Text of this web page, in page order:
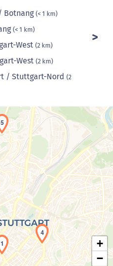
Botnang (< 1 km)
(< 1 km)
West (2 km)
West (2 km)
/ Stuttgart-Nord (2
der Karte...
1
4
5
+
−